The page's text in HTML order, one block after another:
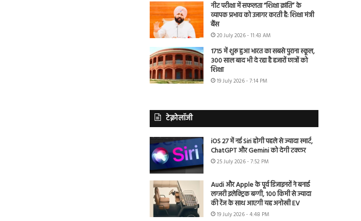
नीट परीक्षा में सफलता “शिक्षा क्रांति” के
व्यापक प्रभाव को उजागर करती है: शिक्षा मंत्री
बैंस
20 July 2026 - 11:43 AM
1715 में शुरू हुआ भारत का सबसे पुराना स्कूल,
300 साल बाद भी दे रहा है हजारों छात्रों को
शिक्षा
19 July 2026 - 7:14 PM
टेक्नोलॉजी
iOS 27 में नई Siri होगी पहले से ज्यादा स्मार्ट,
ChatGPT और Gemini को देगी टक्कर
25 July 2026 - 7:52 PM
Audi और Apple के पूर्व डिजाइनरों ने बनाई
लग्जरी इलेक्ट्रिक बग्गी, 100 किमी से ज्यादा
की रेंज के साथ आएगी यह अनोखी EV
19 July 2026 - 4:48 PM